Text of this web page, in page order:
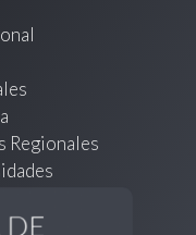
Regionales